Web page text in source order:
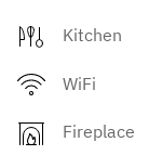
Kitchen
WiFi
Fireplace